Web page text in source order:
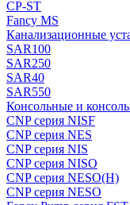
CP-ST
Fancy MS
Канализационные
SAR100
SAR250
SAR40
SAR550
Консольные и
CNP серия NISF
CNP серия NES
CNP серия NIS
CNP серия NISO
CNP серия NESO(H)
CNP серия NESO